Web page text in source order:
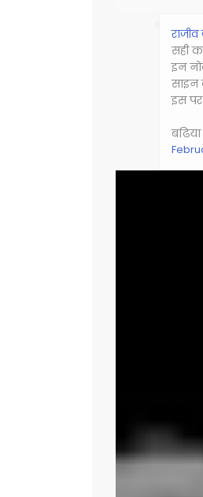
सही
इन
साइन
इस पर